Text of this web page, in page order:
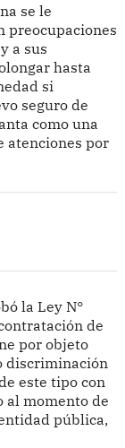
se le
preocupaciones
a sus
hasta
si
seguro de
como una
atenciones por
la Ley N°
de
por objeto
discriminación
este tipo con
al momento de
pública,